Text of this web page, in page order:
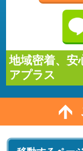
地域密着、安
アプラス